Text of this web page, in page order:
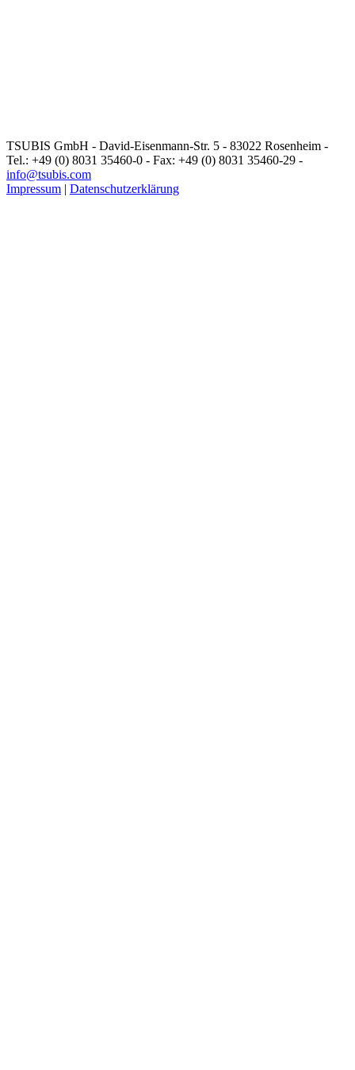
TSUBIS GmbH - David-Eisenmann-Str. 5 - 83022 Rosenheim -
Tel.: +49 (0) 8031 35460-0 - Fax: +49 (0) 8031 35460-29 -
info@tsubis.com
Impressum | Datenschutzerklärung